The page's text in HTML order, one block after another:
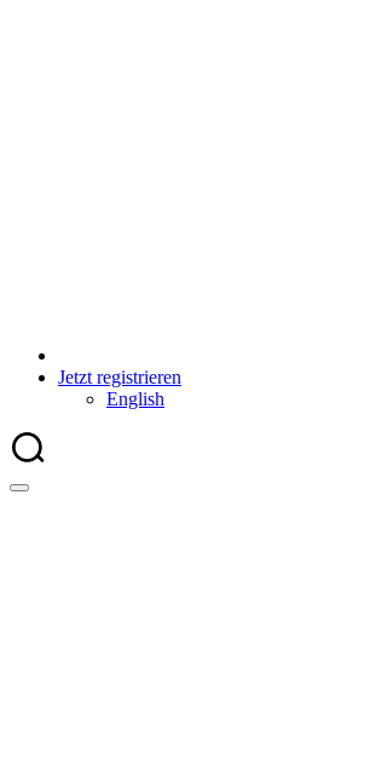
Jetzt registrieren
English